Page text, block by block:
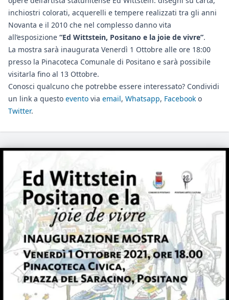
inchiostri colorati, acquerelli e tempere realizzati tra gli anni
Novanta e il 2010 che nel complesso danno vita
all’esposizione “Ed Wittstein, Positano e la joie de vivre”.
La mostra sarà inaugurata Venerdì 1 Ottobre alle ore 18:00
presso la Pinacoteca Comunale di Positano e sarà possibile
visitarla fino al 13 Ottobre.
Conosci qualcuno che potrebbe essere interessato? Condividi
un link a questo evento via email, Whatsapp, Facebook o
Twitter.